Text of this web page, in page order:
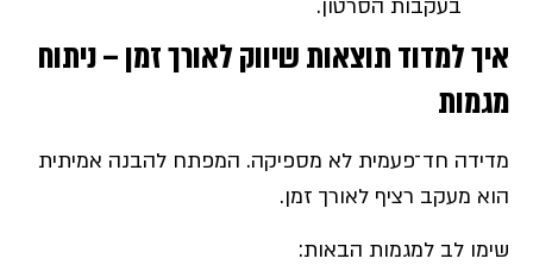
בעקבות הסרטון.
איך למדוד תוצאות שיווק לאורך זמן – ניתוח
מגמות
מדידה חד־פעמית לא מספיקה. המפתח להבנה אמיתית
הוא מעקב רציף לאורך זמן.
שימו לב למגמות הבאות: